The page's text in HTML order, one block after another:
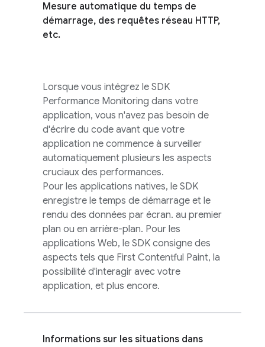
Mesure automatique du temps de
démarrage, des requêtes réseau HTTP,
etc.
Lorsque vous intégrez le SDK
Performance Monitoring dans votre
application, vous n'avez pas besoin de
d'écrire du code avant que votre
application ne commence à surveiller
automatiquement plusieurs les aspects
cruciaux des performances.
Pour les applications natives, le SDK
enregistre le temps de démarrage et le
rendu des données par écran. au premier
plan ou en arrière-plan. Pour les
applications Web, le SDK consigne des
aspects tels que First Contentful Paint, la
possibilité d'interagir avec votre
application, et plus encore.
Informations sur les situations dans